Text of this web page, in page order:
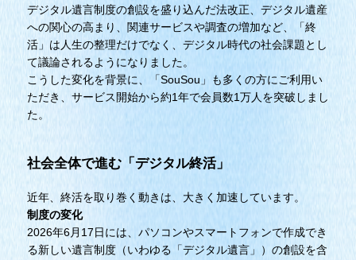
デジタル遺言制度の創設を盛り込んだ法改正、デジタル遺産
への関心の高まり、関連サービスや調査の増加など、「終
活」は人生の整理だけでなく、デジタル時代の社会課題とし
て議論されるようになりました。
こうした変化を背景に、「SouSou」も多くの方にご利用い
ただき、サービス開始から約1年で会員数1万人を突破しまし
た。
社会全体で進む「デジタル終活」
近年、終活を取り巻く動きは、大きく加速しています。
制度の変化
2026年6月17日には、パソコンやスマートフォンで作成でき
る新しい遺言制度（いわゆる「デジタル遺言」）の創設を含